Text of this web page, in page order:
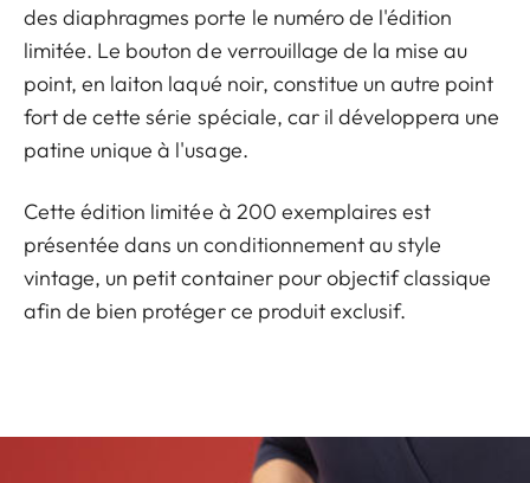
des diaphragmes porte le numéro de l'édition
limitée. Le bouton de verrouillage de la mise au
point, en laiton laqué noir, constitue un autre point
fort de cette série spéciale, car il développera une
patine unique à l'usage.
Cette édition limitée à 200 exemplaires est
présentée dans un conditionnement au style
vintage, un petit container pour objectif classique
afin de bien protéger ce produit exclusif.